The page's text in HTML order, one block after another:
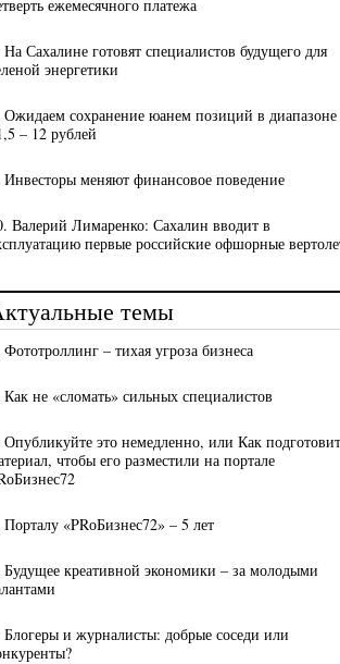
ежемесячного платежа
Сахалине готовят специалистов будущего для
энергетики
Ожидаем сохранение юанем позиций в диапазоне
– 12 рублей
Инвесторы меняют финансовое поведение
Валерий Лимаренко: Сахалин вводит в
первые российские офшорные
темы
Фототроллинг – тихая угроза бизнеса
не «сломать» сильных специалистов
Опубликуйте это немедленно, или Как
чтобы его разместили на портале
«PRоБизнес72» – 5 лет
Будущее креативной экономики – за молодыми
Блогеры и журналисты: добрые соседи или